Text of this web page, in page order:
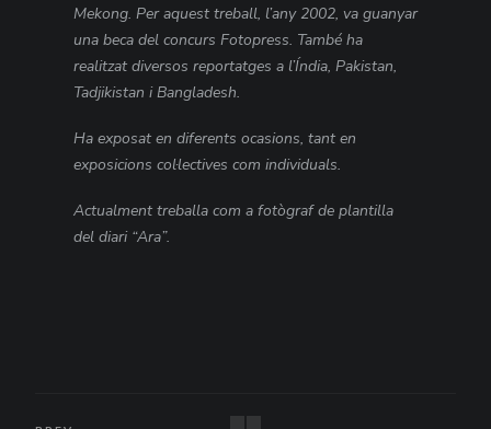
Mekong. Per aquest treball, l’any 2002, va guanyar
una beca del concurs Fotopress. També ha
realitzat diversos reportatges a l’Índia, Pakistan,
Tadjikistan i Bangladesh.
Ha exposat en diferents ocasions, tant en
exposicions col·lectives com individuals.
Actualment treballa com a fotògraf de plantilla
del diari “Ara”.